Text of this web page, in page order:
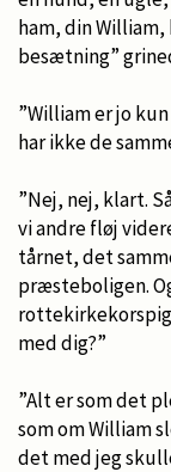
ham, din
besætning”
”William er jo
har ikke de
”Nej, nej, klart.
vi andre fløj
tårnet, det
præsteboligen.
med dig?”
”Alt er som det
som om William
det med jeg